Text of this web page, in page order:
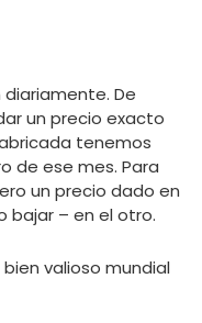
De
un precio exacto
tenemos
de ese mes. Para
un precio dado en
bajar – en el otro.
valioso mundial